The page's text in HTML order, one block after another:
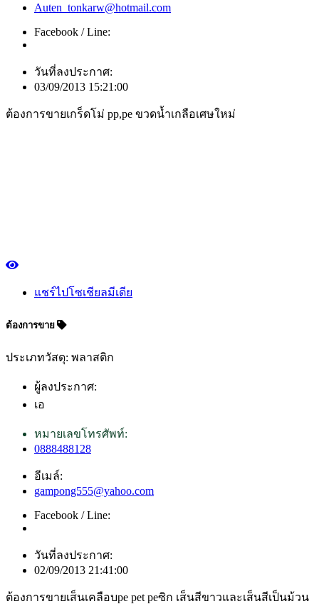
Auten_tonkarw@hotmail.com
Facebook / Line:
วันที่ลงประกาศ:
03/09/2013 15:21:00
ต้องการขายเกร็ดโม่ pp,pe ขวดน้ำเกลือเศษใหม่
แชร์ไปโซเชียลมีเดีย
ต้องการขาย
ประเภทวัสดุ: พลาสติก
ผู้ลงประกาศ:
เอ
หมายเลขโทรศัพท์:
0888488128
อีเมล์:
gampong555@yahoo.com
Facebook / Line:
วันที่ลงประกาศ:
02/09/2013 21:41:00
ต้องการขายเส็นเคลือบpe pet peซิก เส็นสีขาวและเส็นสีเป็นม้วน